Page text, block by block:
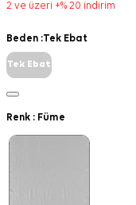
2 ve üzeri +% 20 indirim
Beden :Tek Ebat
Tek Ebat
Renk : Füme